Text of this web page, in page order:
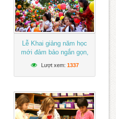
Lễ Khai giảng năm học
mới đảm bảo ngắn gọn,
Lượt xem: 1337